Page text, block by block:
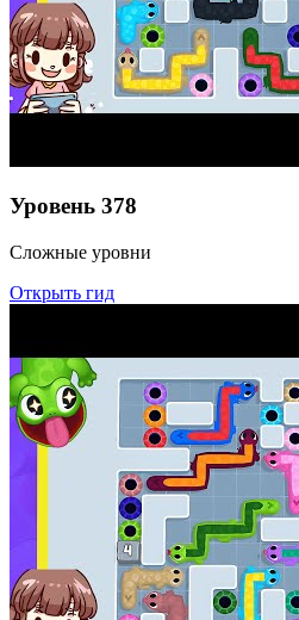
Уровень 378
Сложные уровни
Открыть гид